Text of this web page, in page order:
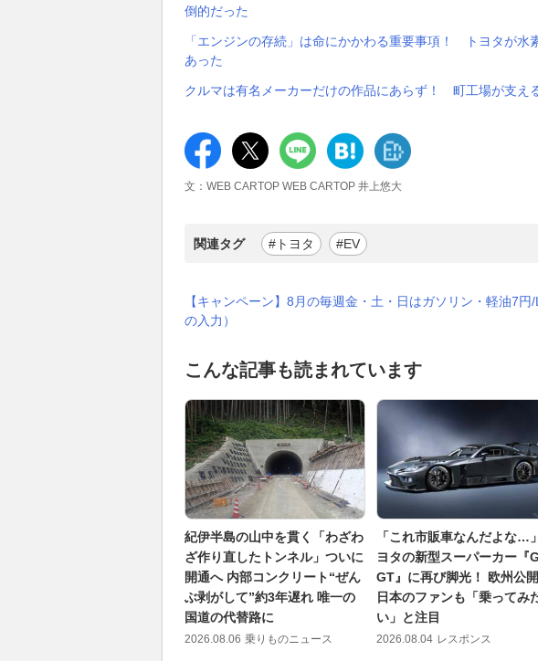
倒的だった
「エンジンの存続」は命にかかわる重要事項！ トヨタが水
あった
クルマは有名メーカーだけの作品にあらず！ 町工場が支え
文：WEB CARTOP WEB CARTOP 井上悠大
関連タグ #トヨタ #EV
【キャンペーン】8月の毎週金・土・日はガソリン・軽油7
の入力）
こんな記事も読まれています
紀伊半島の山中を貫く「わざわ
ざ作り直したトンネル」ついに
開通へ 内部コンクリート“ぜん
ぶ剥がして”約3年遅れ 唯一の
国道の代替路に
2026.08.06 乗りものニュース
「これ市販車なんだよな…
ヨタの新型スーパーカー『
GT』に再び脚光！ 欧州公
日本のファンも「乗ってみ
い」と注目
2026.08.04 レスポンス